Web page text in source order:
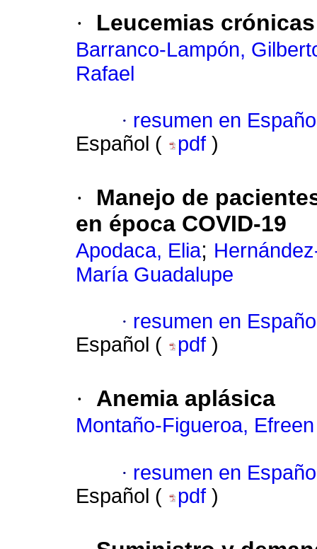
· Leucemias
Barranco-Lampón,
Rafael
· resumen en
Español (
pdf )
·
Manejo de
en época COVID-19
Apodaca, Elia;
María Guadalupe
· resumen en
Español (
pdf )
· Anemia aplásica
Montaño-Figueroa,
· resumen en
Español (
pdf )